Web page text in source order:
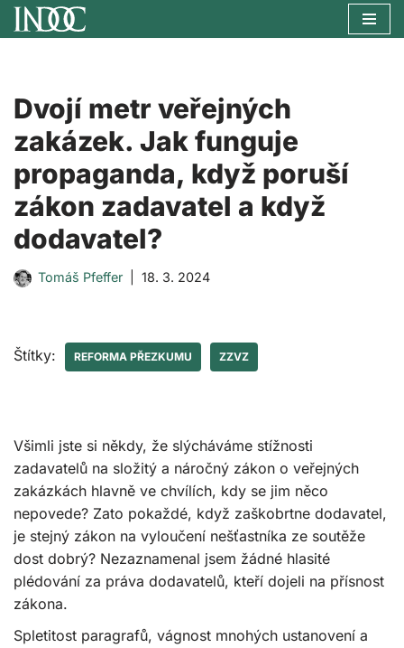
obsah
Dvojí metr veřejných
zakázek. Jak funguje
propaganda, když poruší
zákon zadavatel a když
dodavatel?
Tomáš Pfeffer 18. 3. 2024
Štítky: REFORMA PŘEZKUMU ZZVZ
Všimli jste si někdy, že slýcháváme stížnosti
zadavatelů na složitý a náročný zákon o veřejných
zakázkách hlavně ve chvílích, kdy se jim něco
nepovede? Zato pokaždé, když zaškobrtne dodavatel,
je stejný zákon na vyloučení nešťastníka ze soutěže
dost dobrý? Nezaznamenal jsem žádné hlasité
plédování za práva dodavatelů, kteří dojeli na přísnost
zákona.
Spletitost paragrafů, vágnost mnohých ustanovení a